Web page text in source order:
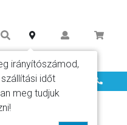
Info
irányítószámod,
időt
meg tudjuk